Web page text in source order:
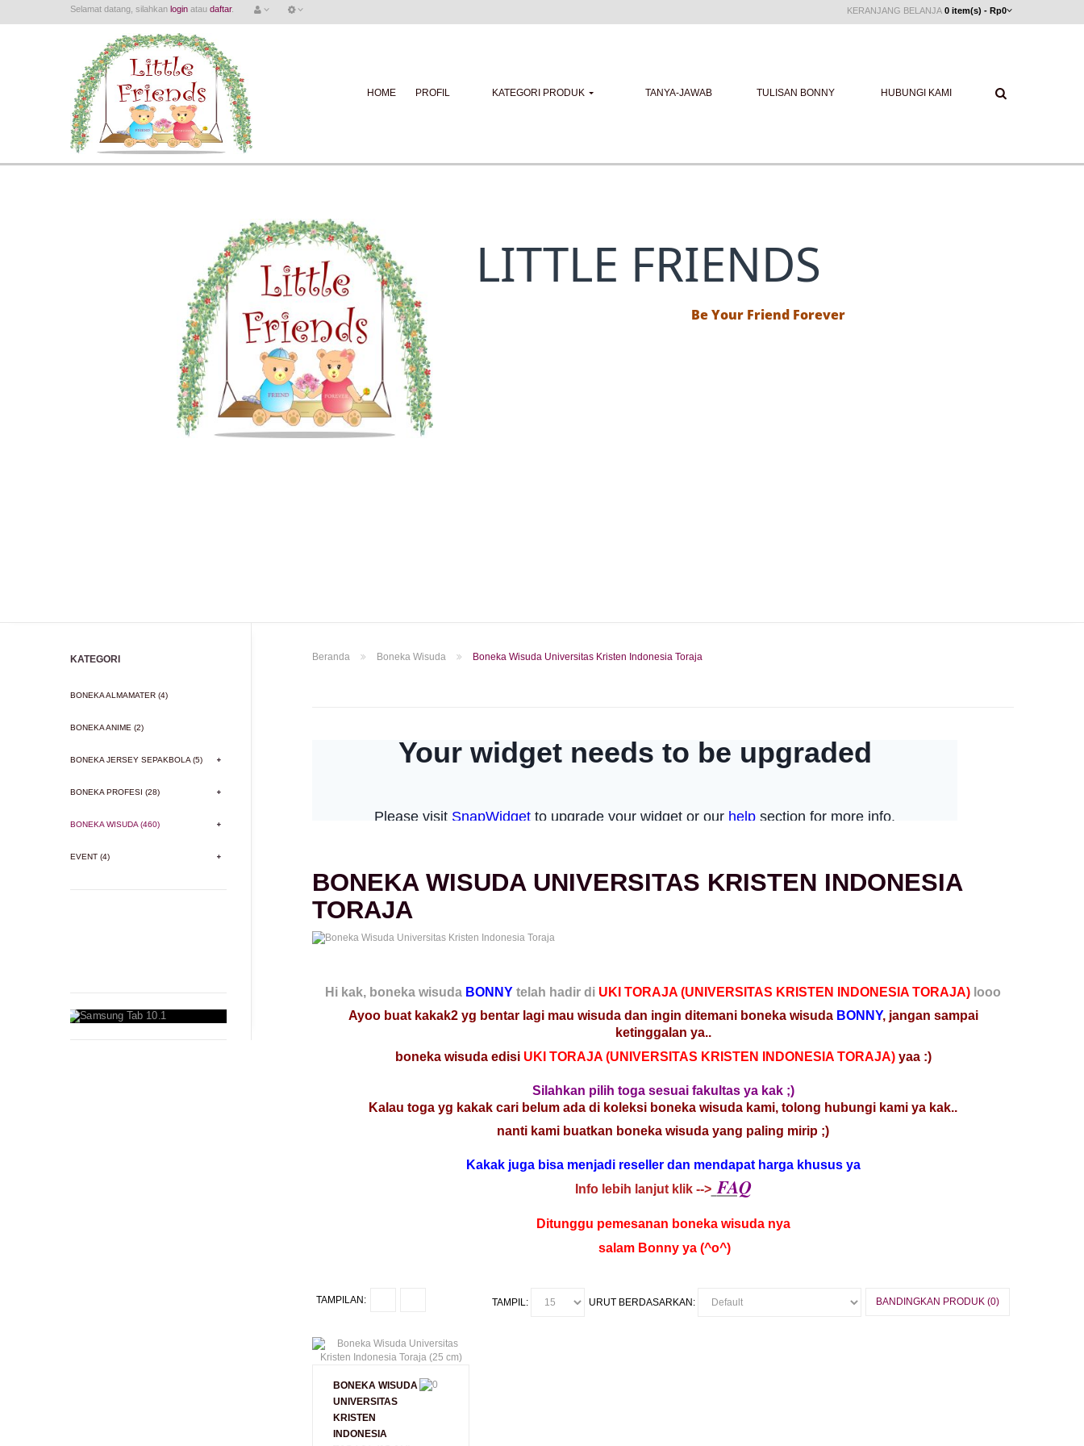
Selamat datang, silahkan login atau daftar. KERANJANG BELANJA 0 item(s) - Rp0
HOME PROFIL KATEGORI PRODUK TANYA-JAWAB TULISAN BONNY HUBUNGI KAMI
LITTLE FRIENDS
Be Your Friend Forever
KATEGORI
BONEKA ALMAMATER (4)
BONEKA ANIME (2)
BONEKA JERSEY SEPAKBOLA (5)
BONEKA PROFESI (28)
BONEKA WISUDA (460)
EVENT (4)
Beranda Boneka Wisuda Boneka Wisuda Universitas Kristen Indonesia Toraja
BONEKA WISUDA UNIVERSITAS KRISTEN INDONESIA
TORAJA
Hi kak, boneka wisuda BONNY telah hadir di UKI TORAJA (UNIVERSITAS KRISTEN INDONESIA TORAJA) looo
Ayoo buat kakak2 yg bentar lagi mau wisuda dan ingin ditemani boneka wisuda BONNY, jangan sampai
ketinggalan ya..
boneka wisuda edisi UKI TORAJA (UNIVERSITAS KRISTEN INDONESIA TORAJA) yaa :)
Silahkan pilih toga sesuai fakultas ya kak ;)
Kalau toga yg kakak cari belum ada di koleksi boneka wisuda kami, tolong hubungi kami ya kak..
nanti kami buatkan boneka wisuda yang paling mirip ;)
Kakak juga bisa menjadi reseller dan mendapat harga khusus ya
Info lebih lanjut klik --> FAQ
Ditunggu pemesanan boneka wisuda nya
salam Bonny ya (^o^)
TAMPILAN: BANDINGKAN PRODUK (0)
URUT BERDASARKAN:
TAMPIL:
BONEKA WISUDA
UNIVERSITAS
KRISTEN
INDONESIA